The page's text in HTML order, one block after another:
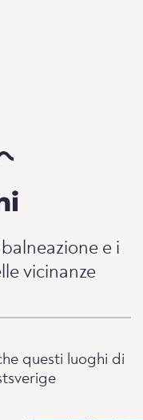
e i
vicinanze
questi luoghi di